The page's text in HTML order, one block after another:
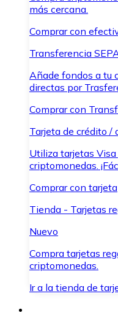
más cercana.
Comprar con
Transferencia
Añade fondos a tu
directas por
Comprar con
Tarjeta de crédito /
Utiliza tarjetas
criptomonedas.
Comprar con tarjeta
Tienda - Tarjetas
Nuevo
Compra tarjetas
criptomonedas.
Ir a la tienda de